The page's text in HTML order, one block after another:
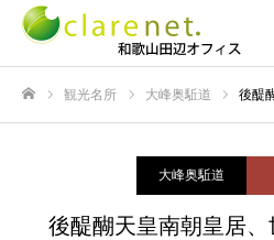
観光名所 大峰奥駈道 後醍
大峰奥駈道
後醍醐天皇南朝皇居